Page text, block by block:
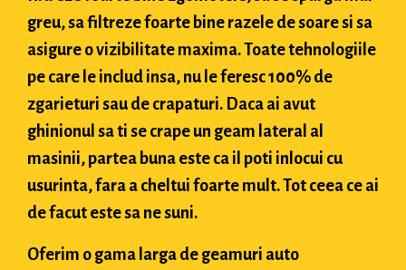
greu, sa filtreze foarte bine razele de soare si sa
asigure o vizibilitate maxima. Toate tehnologiile
pe care le includ insa, nu le feresc 100% de
zgarieturi sau de crapaturi. Daca ai avut
ghinionul sa ti se crape un geam lateral al
masinii, partea buna este ca il poti inlocui cu
usurinta, fara a cheltui foarte mult. Tot ceea ce ai
de facut este sa ne suni.
Oferim o gama larga de geamuri auto